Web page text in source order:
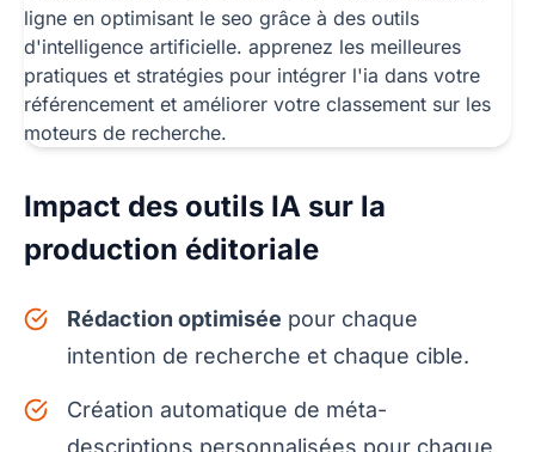
Impact des outils IA sur la
production éditoriale
Rédaction optimisée pour chaque
intention de recherche et chaque cible.
Création automatique de méta-